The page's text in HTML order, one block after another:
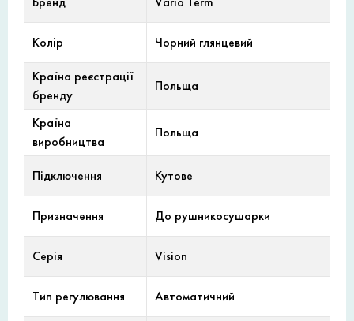
Колір Чорний глянцевий
Країна реєстрації
бренду
Польща
Країна
виробництва
Польща
Підключення Кутове
Призначення До рушникосушарки
Серія Vision
Тип регулювання Автоматичний